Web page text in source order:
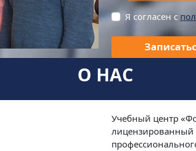
Я согласен с
О НАС
Учебный центр
лицензированный